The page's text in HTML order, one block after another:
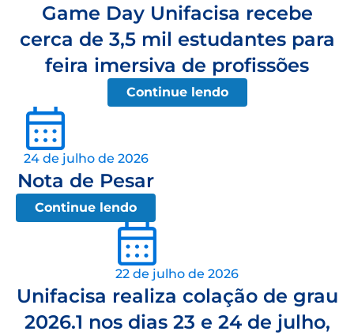
Game Day Unifacisa recebe
cerca de 3,5 mil estudantes para
feira imersiva de profissões
Continue lendo
24 de julho de 2026
Nota de Pesar
Continue lendo
22 de julho de 2026
Unifacisa realiza colação de grau
2026.1 nos dias 23 e 24 de julho,